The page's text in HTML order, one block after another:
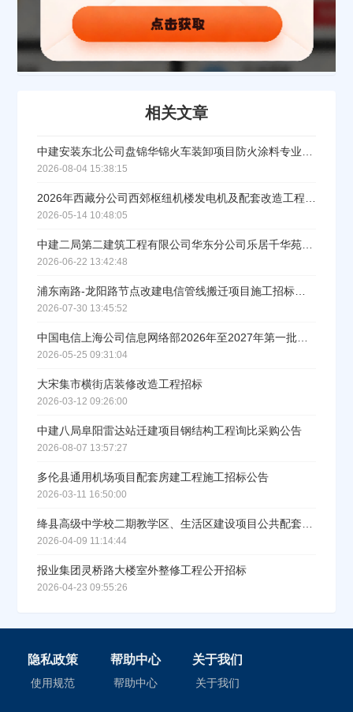
相关文章
中建安装东北公司盘锦华锦火车装卸项目防火涂料专业分包采购公告
2026-08-04 15:38:15
2026年西藏分公司西郊枢纽机楼发电机及配套改造工程采购项目（三次）招标公告
2026-05-14 10:48:05
中建二局第二建筑工程有限公司华东分公司乐居千华苑项目一标段工程总承包(EPC)项目金属漆工程招标公告
2026-06-22 13:42:48
浦东南路-龙阳路节点改建电信管线搬迁项目施工招标公告
2026-07-30 13:45:52
中国电信上海公司信息网络部2026年至2027年第一批通信工程冷、暖通道封闭工程施工集中招标公告
2026-05-25 09:31:04
大宋集市横街店装修改造工程招标
2026-03-12 09:26:00
中建八局阜阳雷达站迁建项目钢结构工程询比采购公告
2026-08-07 13:57:27
多伦县通用机场项目配套房建工程施工招标公告
2026-03-11 16:50:00
绛县高级中学校二期教学区、生活区建设项目公共配套设施铺装工程、坐凳及雕塑等工程专业分包招标公告
2026-04-09 11:14:44
报业集团灵桥路大楼室外整修工程公开招标
2026-04-23 09:55:26
隐私政策
使用规范
帮助中心
帮助中心
关于我们
关于我们